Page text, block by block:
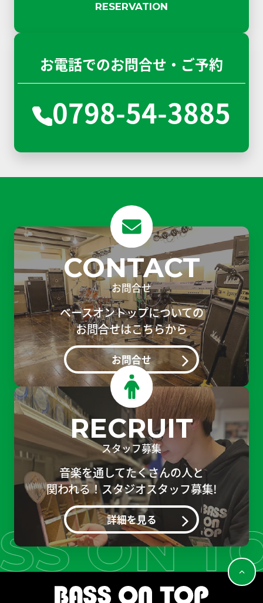
RESERVATION
お電話でのお問合せ・ご予約
0798-54-3885
CONTACT
お問合せ
ベースオントップについての
お問合せはこちらから
お問合せ
RECRUIT
スタッフ募集
音楽を通してたくさんの人と
関われる！スタジオスタッフ募集!
詳細を見る